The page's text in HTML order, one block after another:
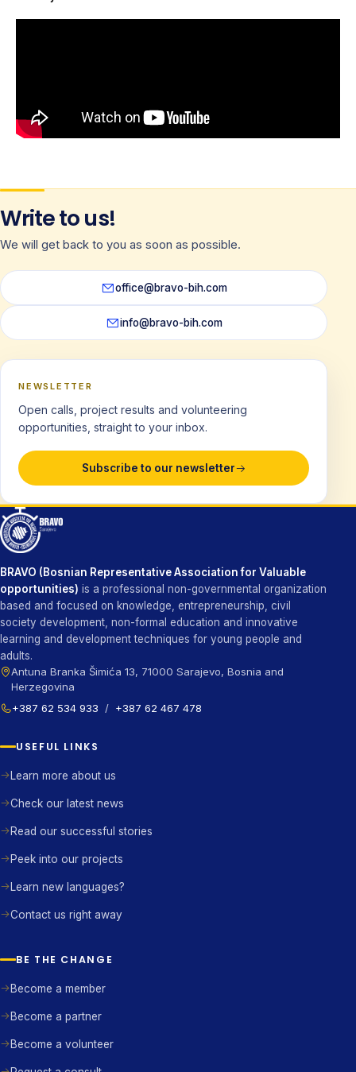
Write to us!
We will get back to you as soon as possible.
office@bravo-bih.com
info@bravo-bih.com
NEWSLETTER
Open calls, project results and volunteering
opportunities, straight to your inbox.
Subscribe to our newsletter
BRAVO (Bosnian Representative Association for Valuable
opportunities) is a professional non-governmental organization
based and focused on knowledge, entrepreneurship, civil
society development, non-formal education and innovative
learning and development techniques for young people and
adults.
Antuna Branka Šimića 13, 71000 Sarajevo, Bosnia and
Herzegovina
+387 62 534 933
/ +387 62 467 478
USEFUL LINKS
Learn more about us
Check our latest news
Read our successful stories
Peek into our projects
Learn new languages?
Contact us right away
BE THE CHANGE
Become a member
Become a partner
Become a volunteer